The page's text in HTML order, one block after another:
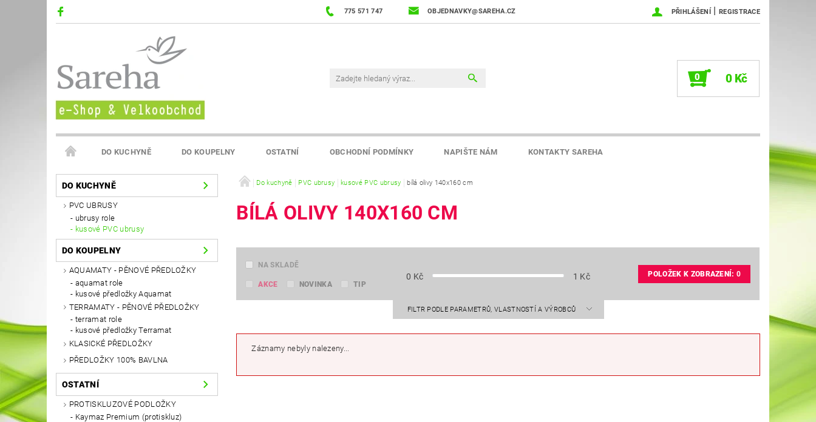
775 571 747 OBJEDNAVKY@SAREHA.CZ PŘIHLÁŠENÍ | REGISTRACE
0 0 Kč
DO KUCHYNĚ DO KOUPELNY OSTATNÍ OBCHODNÍ PODMÍNKY NAPIŠTE NÁM KONTAKTY SAREHA
VELKOOBCHOD SAREHA
DO KUCHYNĚ
PVC UBRUSY
ubrusy role
kusové PVC ubrusy
DO KOUPELNY
AQUAMATY - PĚNOVÉ PŘEDLOŽKY
aquamat role
kusové předložky Aquamat
TERRAMATY - PĚNOVÉ PŘEDLOŽKY
terramat role
kusové předložky Terramat
KLASICKÉ PŘEDLOŽKY
PŘEDLOŽKY 100% BAVLNA
OSTATNÍ
PROTISKLUZOVÉ PODLOŽKY
Kaymaz Premium (protiskluz)
Do kuchyně PVC ubrusy kusové PVC ubrusy bílá olivy 140x160 cm
BÍLÁ OLIVY 140X160 CM
NA SKLADĚ
AKCE NOVINKA TIP
0 Kč 1 Kč POLOŽEK K ZOBRAZENÍ:0
FILTR PODLE PARAMETRŮ, VLASTNOSTÍ A VÝROBCŮ
Záznamy nebyly nalezeny...